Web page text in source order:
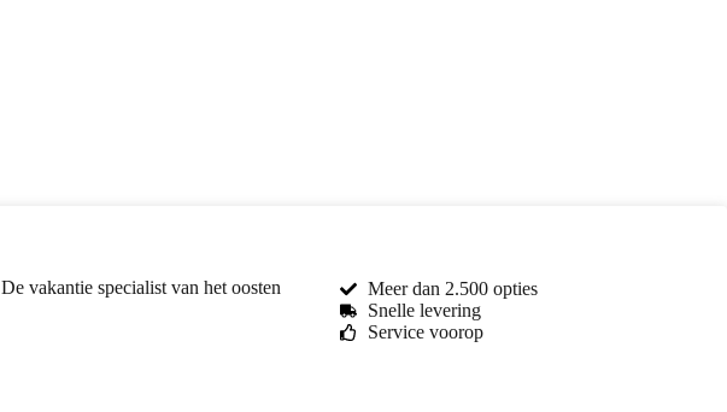
De vakantie specialist van het oosten
Meer dan 2.500 opties
Snelle levering
Service voorop